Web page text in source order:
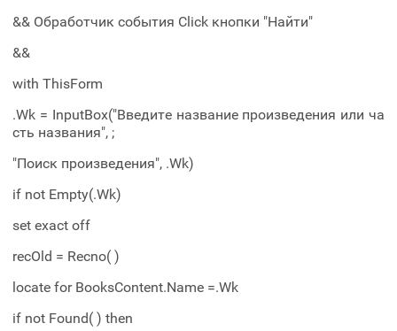
&& Обработчик события Click кнопки "Найти"
&&
with ThisForm
.Wk = InputBox("Введите название произведения или ча
сть названия", ;
"Поиск произведения", .Wk)
if not Empty(.Wk)
set exact off
recOld = Recno( )
locate for BooksContent.Name =.Wk
if not Found( ) then